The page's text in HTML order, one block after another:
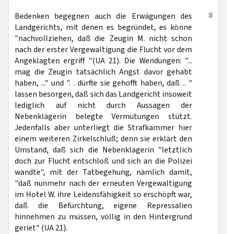
8
Bedenken begegnen auch die Erwägungen des
Landgerichts, mit denen es begründet, es könne
"nachvollziehen, daß die Zeugin M. nicht schon
nach der erster Vergewaltigung die Flucht vor dem
Angeklagten ergriff "(UA 21). Die Wendungen: "...
mag die Zeugin tatsächlich Angst davor gehabt
haben, ..." und ". . dürfte sie gehofft haben, daß .. "
lassen besorgen, daß sich das Landgericht insoweit
lediglich auf nicht durch Aussagen der
Nebenklägerin belegte Vermutungen stützt.
Jedenfalls aber unterliegt die Strafkammer hier
einem weiteren Zirkelschluß; denn sie erklärt den
Umstand, daß sich die Nebenklägerin "letztlich
doch zur Flucht entschloß und sich an die Polizei
wandte", mit der Tatbegehung, nämlich damit,
"daß nunmehr nach der erneuten Vergewaltigung
im Hotel W. ihre Leidensfähigkeit so erschöpft war,
daß die Befürchtung, eigene Repressalien
hinnehmen zu müssen, völlig in den Hintergrund
geriet" (UA 21).